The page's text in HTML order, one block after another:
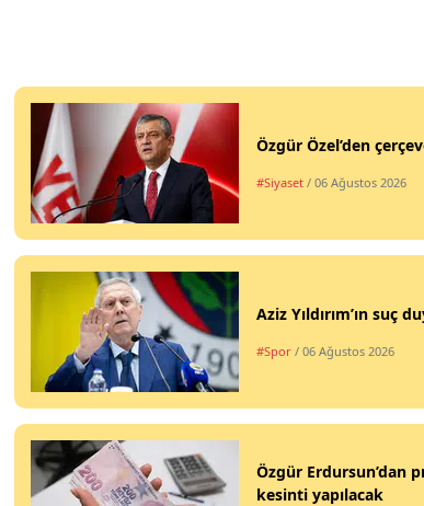
Özgür Özel’den
#Siyaset / 06 Ağustos 2026
Aziz Yıldırım’ın suç
#Spor / 06 Ağustos 2026
Özgür Erdursun’dan
kesinti yapılacak